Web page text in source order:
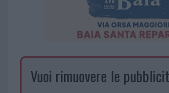
Vuoi rimuovere le